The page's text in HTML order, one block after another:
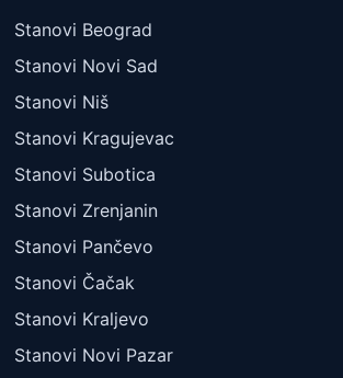
Stanovi Beograd
Stanovi Novi Sad
Stanovi Niš
Stanovi Kragujevac
Stanovi Subotica
Stanovi Zrenjanin
Stanovi Pančevo
Stanovi Čačak
Stanovi Kraljevo
Stanovi Novi Pazar